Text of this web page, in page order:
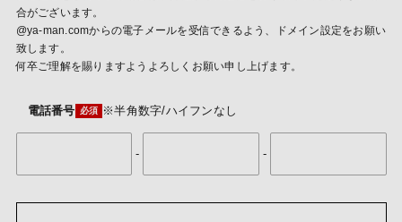
合がございます。
@ya-man.comからの電子メールを受信できるよう、ドメイン設定をお願い
致します。
何卒ご理解を賜りますようよろしくお願い申し上げます。
電話番号 ※半角数字/ハイフンなし
- -